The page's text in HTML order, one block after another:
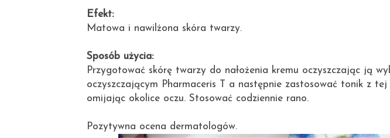
Efekt:
Matowa i nawilżona skóra twarzy.
Sposób użycia:
Przygotować skórę twarzy do nałożenia kremu oczyszczając ją
oczyszczającym Pharmaceris T a następnie zastosować tonik z tej
omijając okolice oczu. Stosować codziennie rano.
Pozytywna ocena dermatologów.